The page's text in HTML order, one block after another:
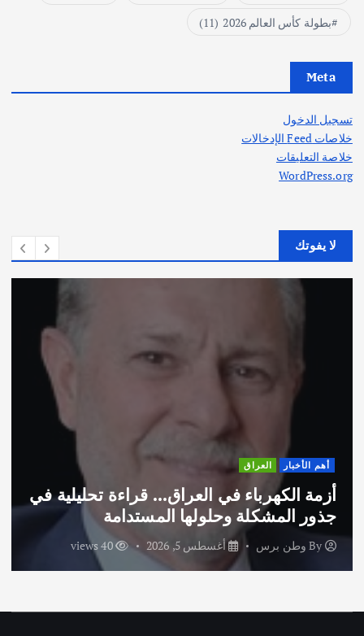
بطولة كأس العالم 2026
(11)
Meta
تسجيل الدخول
خلاصات Feed الإدخالات
خلاصة التعليقات
WordPress.org
لا يفوتك
أهم الأخبار العراق
أزمة الكهرباء في العراق… قراءة تحليلية في
جذور المشكلة وحلولها المستدامة
وطن برس أغسطس 5, 2026 40 views